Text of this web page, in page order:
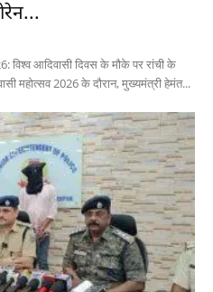
आदिवासी दिवस के मौके पर रांची के
महोत्सव 2026 के दौरान, मुख्यमंत्री हेमंत...